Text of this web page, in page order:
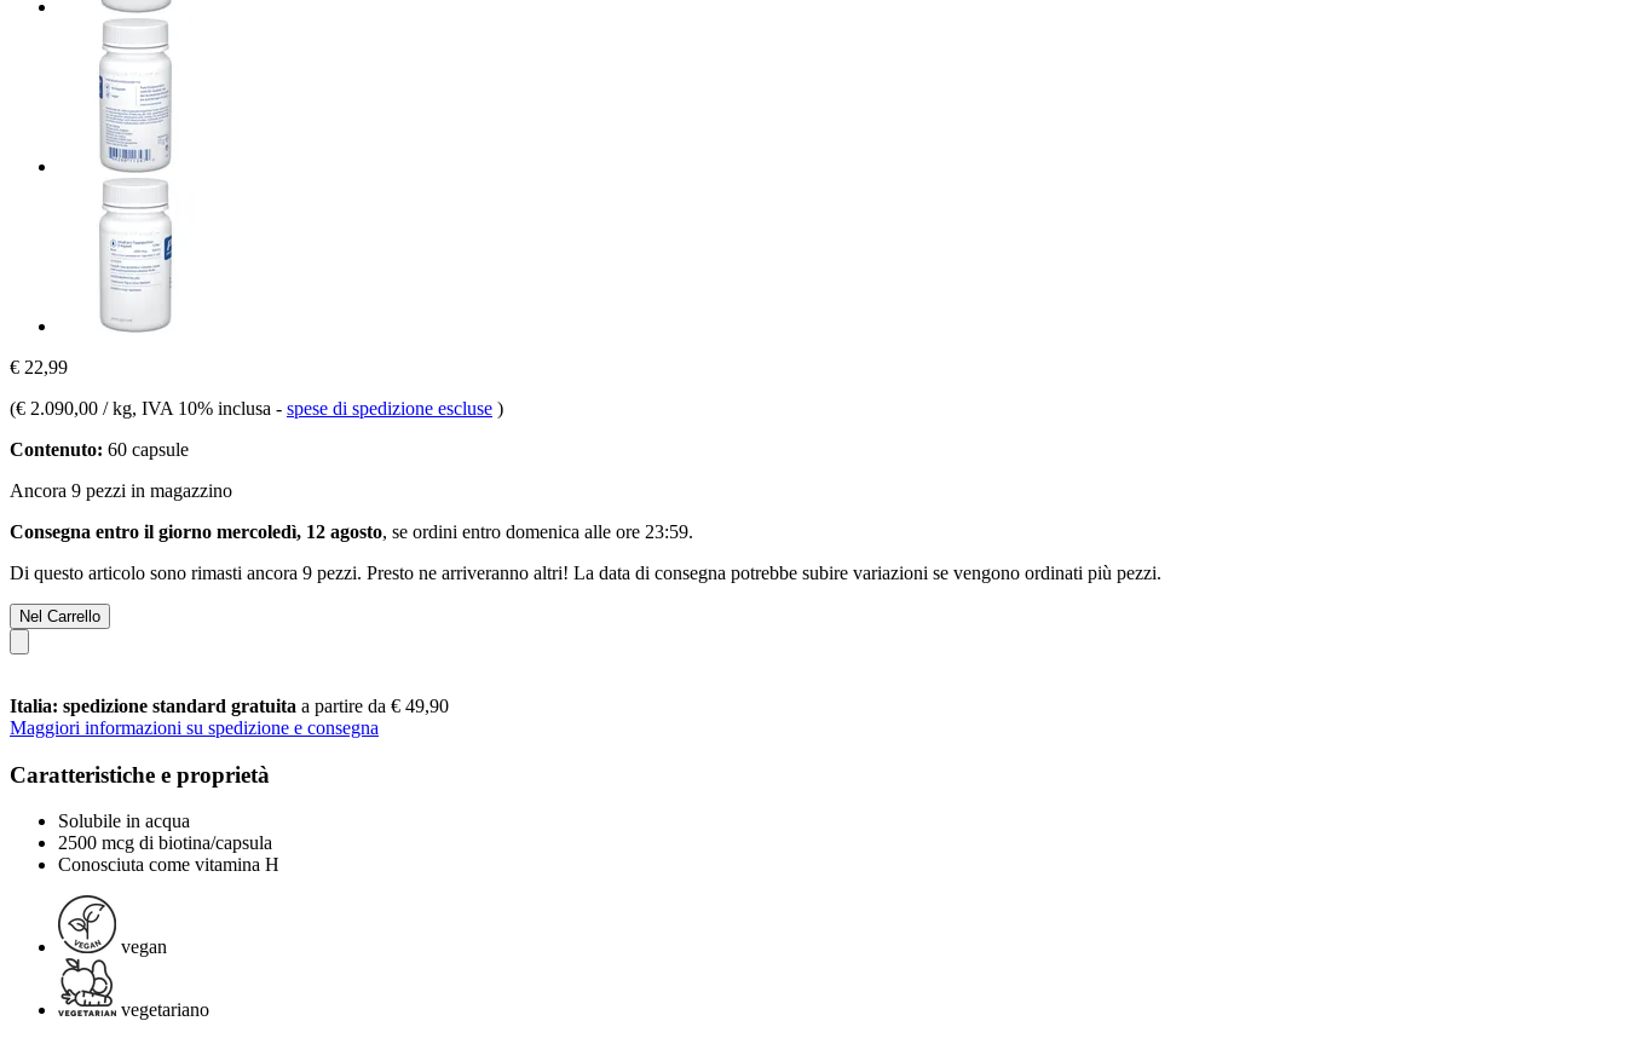
€ 22,99
(€ 2.090,00 / kg, IVA 10% inclusa - spese di spedizione escluse )
Contenuto: 60 capsule
Ancora 9 pezzi in magazzino
Consegna entro il giorno mercoledì, 12 agosto, se ordini entro domenica alle ore 23:59.
Di questo articolo sono rimasti ancora 9 pezzi. Presto ne arriveranno altri! La data di consegna potrebbe subire variazioni se vengono ordinati più pezzi.
Nel Carrello
Italia: spedizione standard gratuita a partire da € 49,90
Maggiori informazioni su spedizione e consegna
Caratteristiche e proprietà
Solubile in acqua
2500 mcg di biotina/capsula
Conosciuta come vitamina H
vegan
vegetariano